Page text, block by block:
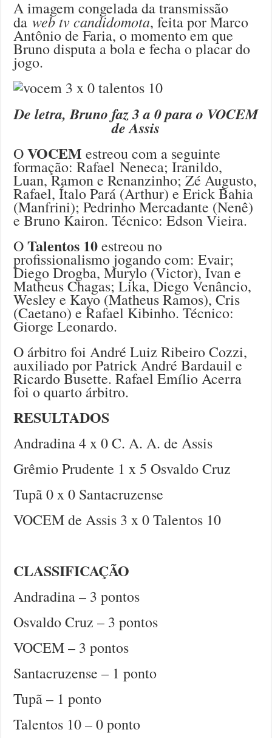
A imagem congelada da transmissão
daweb tv candidomota, feita por Marco
Antônio de Faria, o momento em que
Bruno disputa a bola e fecha o placar do
jogo.
De letra, Bruno faz 3 a 0 para o VOCEM
de Assis
OVOCEM estreou com a seguinte
formação: Rafael Neneca; Iranildo,
Luan, Ramon e Renanzinho; Zé Augusto,
Rafael, Ítalo Pará (Arthur) e Erick Bahia
(Manfrini); Pedrinho Mercadante (Nenê)
e Bruno Kairon. Técnico: Edson Vieira.
OTalentos 10estreou no
profissionalismo jogando com: Evair;
Diego Drogba, Murylo (Victor), Ivan e
Matheus Chagas; Lika, Diego Venâncio,
Wesley e Kayo (Matheus Ramos), Cris
(Caetano) e Rafael Kibinho. Técnico:
Giorge Leonardo.
O árbitro foi André Luiz Ribeiro Cozzi,
auxiliado por Patrick André Bardauil e
Ricardo Busette. Rafael Emílio Acerra
foi o quarto árbitro.
RESULTADOS
Andradina 4 x 0 C. A. A. de Assis
Grêmio Prudente 1 x 5 Osvaldo Cruz
Tupã 0 x 0 Santacruzense
VOCEM de Assis 3 x 0 Talentos 10
CLASSIFICAÇÃO
Andradina – 3 pontos
Osvaldo Cruz – 3 pontos
VOCEM – 3 pontos
Santacruzense – 1 ponto
Tupã – 1 ponto
Talentos 10 – 0 ponto